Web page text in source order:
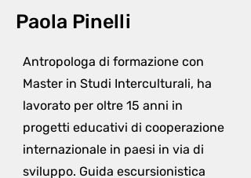
Paola Pinelli
Antropologa di formazione con
Master in Studi Interculturali, ha
lavorato per oltre 15 anni in
progetti educativi di cooperazione
internazionale in paesi in via di
sviluppo. Guida escursionistica